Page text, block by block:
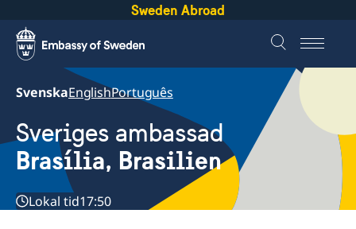
Sweden Abroad
SvenskaEnglishPortuguês
Sveriges ambassad
Brasília, Brasilien
Lokal tid17:50